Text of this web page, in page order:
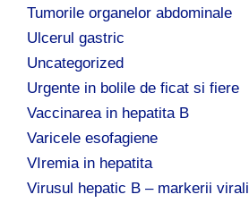
Tumorile organelor abdominale
Ulcerul gastric
Uncategorized
Urgente in bolile de ficat si fiere
Vaccinarea in hepatita B
Varicele esofagiene
VIremia in hepatita
Virusul hepatic B – markerii virali